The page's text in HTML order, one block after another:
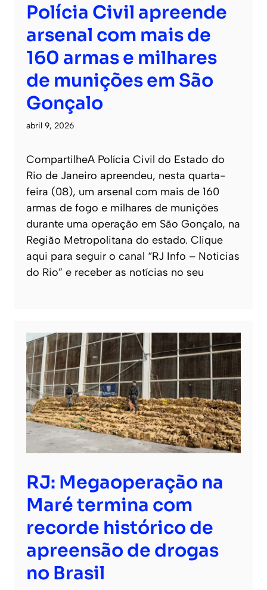
Polícia Civil apreende
arsenal com mais de
160 armas e milhares
de munições em São
Gonçalo
abril 9, 2026
CompartilheA Polícia Civil do Estado do
Rio de Janeiro apreendeu, nesta quarta-
feira (08), um arsenal com mais de 160
armas de fogo e milhares de munições
durante uma operação em São Gonçalo, na
Região Metropolitana do estado. Clique
aqui para seguir o canal “RJ Info – Noticias
do Rio” e receber as notícias no seu
RJ: Megaoperação na
Maré termina com
recorde histórico de
apreensão de drogas
no Brasil